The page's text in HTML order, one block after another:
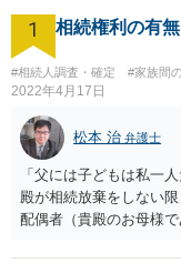
1 相続権利の有
#相続人調査・確定 #家族間
2022年4月17日
松本 治 弁護士
「父には子どもは私一
殿が相続放棄をしない
配偶者（貴殿のお母様